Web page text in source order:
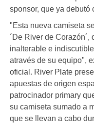
sponsor, que ya debutó
"Esta nueva camiseta
´De River de
inalterable e
através de su equipo",
oficial. River Plate
apuestas de origen
patrocinador primary
su camiseta sumado a
que se llevan a cabo